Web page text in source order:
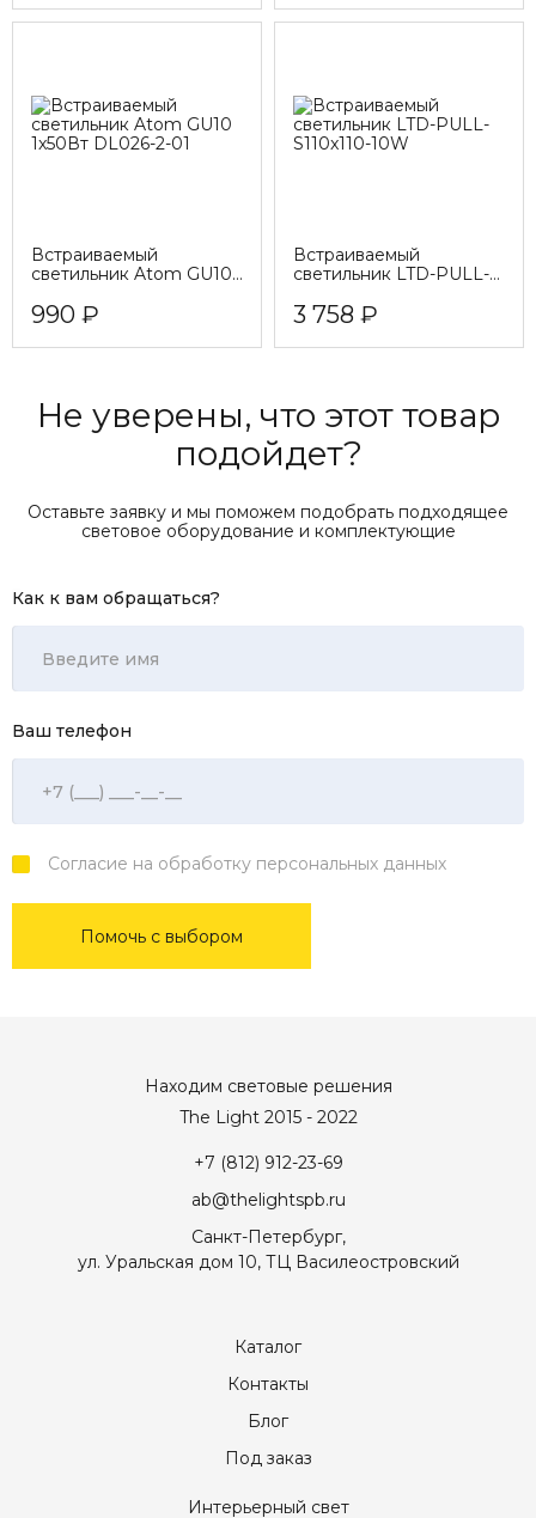
Встраиваемый
светильник Atom GU10
990 ₽
Встраиваемый
светильник LTD-PULL-
3 758 ₽
Не уверены, что этот товар
подойдет?
Оставьте заявку и мы поможем подобрать подходящее
световое оборудование и комплектующие
Как к вам обращаться?
Ваш телефон
Помочь с выбором
Согласие на обработку персональных данных
Находим световые решения
The Light 2015 - 2022
+7 (812) 912-23-69
ab@thelightspb.ru
Санкт-Петербург,
ул. Уральская дом 10, ТЦ Василеостровский
Каталог
Контакты
Блог
Под заказ
Интерьерный свет